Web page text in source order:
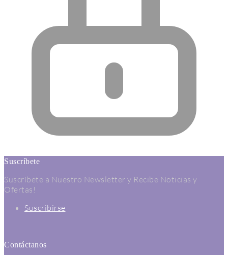
Suscríbete
Suscríbete a Nuestro Newsletter y Recibe Noticias y
Ofertas!
Suscribirse
Contáctanos